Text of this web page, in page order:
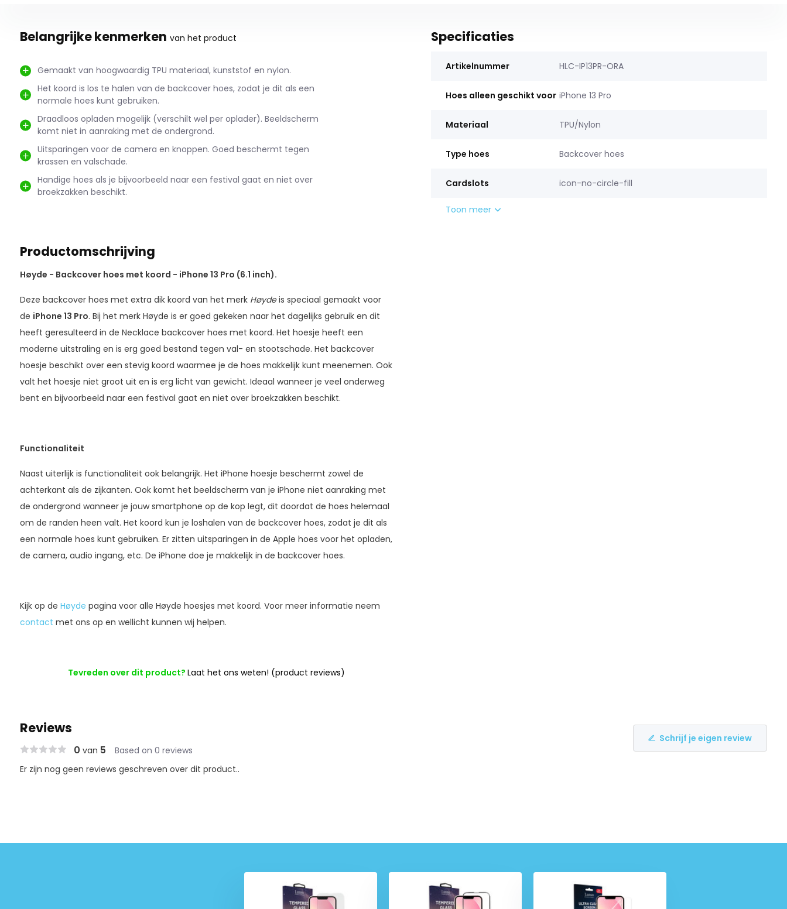
Belangrijke kenmerken van het product
Gemaakt van hoogwaardig TPU materiaal, kunststof en nylon.
Het koord is los te halen van de backcover hoes, zodat je dit als een
normale hoes kunt gebruiken.
Draadloos opladen mogelijk (verschilt wel per oplader). Beeldscherm
komt niet in aanraking met de ondergrond.
Uitsparingen voor de camera en knoppen. Goed beschermt tegen
krassen en valschade.
Handige hoes als je bijvoorbeeld naar een festival gaat en niet over
broekzakken beschikt.
Productomschrijving
Høyde - Backcover hoes met koord - iPhone 13 Pro (6.1 inch).
Deze backcover hoes met extra dik koord van het merk Høydeis speciaal gemaakt voor
de iPhone 13 Pro. Bij het merk Høyde is er goed gekeken naar het dagelijks gebruik en dit
heeft geresulteerd in de Necklace backcover hoes met koord. Het hoesje heeft een
moderne uitstraling en is erg goed bestand tegen val- en stootschade. Het backcover
hoesje beschikt over een stevig koord waarmee je de hoes makkelijk kunt meenemen. Ook
valt het hoesje niet groot uit en is erg licht van gewicht. Ideaal wanneer je veel onderweg
bent en bijvoorbeeld naar een festival gaat en niet over broekzakken beschikt.
Functionaliteit
Naast uiterlijk is functionaliteit ook belangrijk. Het iPhone hoesje beschermt zowel de
achterkant als de zijkanten. Ook komt het beeldscherm van je iPhone niet aanraking met
de ondergrond wanneer je jouw smartphone op de kop legt, dit doordat de hoes helemaal
om de randen heen valt. Het koord kun je loshalen van de backcover hoes, zodat je dit als
een normale hoes kunt gebruiken. Er zitten uitsparingen in de Apple hoes voor het opladen,
de camera, audio ingang, etc. De iPhone doe je makkelijk in de backcover hoes.
Kijk op de Høyde pagina voor alle Høyde hoesjes met koord. Voor meer informatie neem
contact met ons op en wellicht kunnen wij helpen.
Tevreden over dit product?Laat het ons weten! (product reviews)
Specificaties
Artikelnummer HLC-IP13PR-ORA
Hoes alleen geschikt voor iPhone 13 Pro
Materiaal TPU/Nylon
Type hoes Backcover hoes
Cardslots icon-no-circle-fill
Toon meer
Reviews
0 van 5 Based on 0 reviews
Schrijf je eigen review
Er zijn nog geen reviews geschreven over dit product..